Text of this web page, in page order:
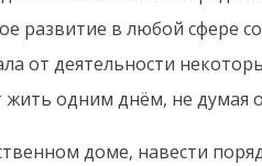
развитие в любой
от деятельности
одним днём, не думая
доме, навести